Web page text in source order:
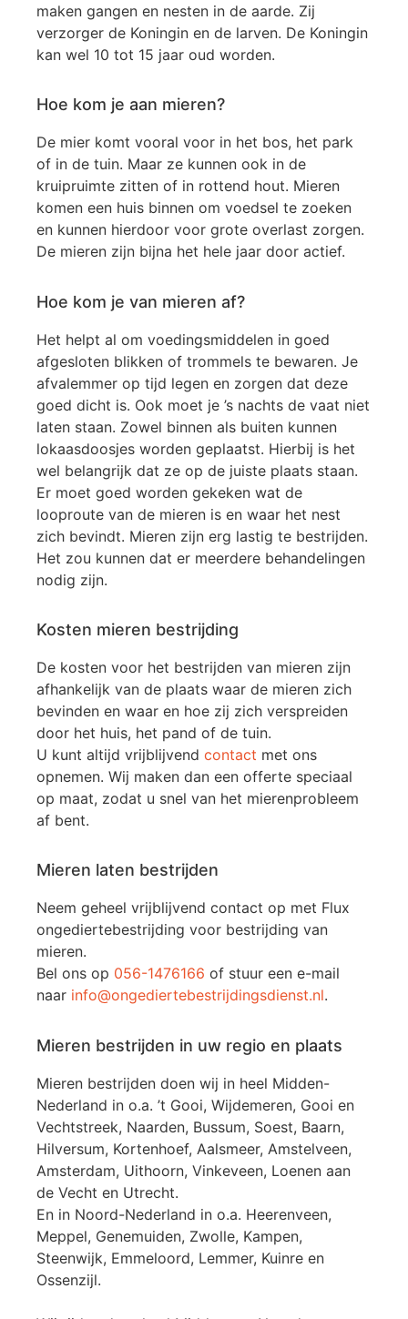
maken gangen en nesten in de aarde. Zij
verzorger de Koningin en de larven. De Koningin
kan wel 10 tot 15 jaar oud worden.
Hoe kom je aan mieren?
De mier komt vooral voor in het bos, het park
of in de tuin. Maar ze kunnen ook in de
kruipruimte zitten of in rottend hout. Mieren
komen een huis binnen om voedsel te zoeken
en kunnen hierdoor voor grote overlast zorgen.
De mieren zijn bijna het hele jaar door actief.
Hoe kom je van mieren af?
Het helpt al om voedingsmiddelen in goed
afgesloten blikken of trommels te bewaren. Je
afvalemmer op tijd legen en zorgen dat deze
goed dicht is. Ook moet je ’s nachts de vaat niet
laten staan. Zowel binnen als buiten kunnen
lokaasdoosjes worden geplaatst. Hierbij is het
wel belangrijk dat ze op de juiste plaats staan.
Er moet goed worden gekeken wat de
looproute van de mieren is en waar het nest
zich bevindt. Mieren zijn erg lastig te bestrijden.
Het zou kunnen dat er meerdere behandelingen
nodig zijn.
Kosten mieren bestrijding
De kosten voor het bestrijden van mieren zijn
afhankelijk van de plaats waar de mieren zich
bevinden en waar en hoe zij zich verspreiden
door het huis, het pand of de tuin.
U kunt altijd vrijblijvend contact met ons
opnemen. Wij maken dan een offerte speciaal
op maat, zodat u snel van het mierenprobleem
af bent.
Mieren laten bestrijden
Neem geheel vrijblijvend contact op met Flux
ongediertebestrijding voor bestrijding van
mieren.
Bel ons op 056-1476166 of stuur een e-mail
naar info@ongediertebestrijdingsdienst.nl.
Mieren bestrijden in uw regio en plaats
Mieren bestrijden doen wij in heel Midden-
Nederland in o.a. ’t Gooi, Wijdemeren, Gooi en
Vechtstreek, Naarden, Bussum, Soest, Baarn,
Hilversum, Kortenhoef, Aalsmeer, Amstelveen,
Amsterdam, Uithoorn, Vinkeveen, Loenen aan
de Vecht en Utrecht.
En in Noord-Nederland in o.a. Heerenveen,
Meppel, Genemuiden, Zwolle, Kampen,
Steenwijk, Emmeloord, Lemmer, Kuinre en
Ossenzijl.